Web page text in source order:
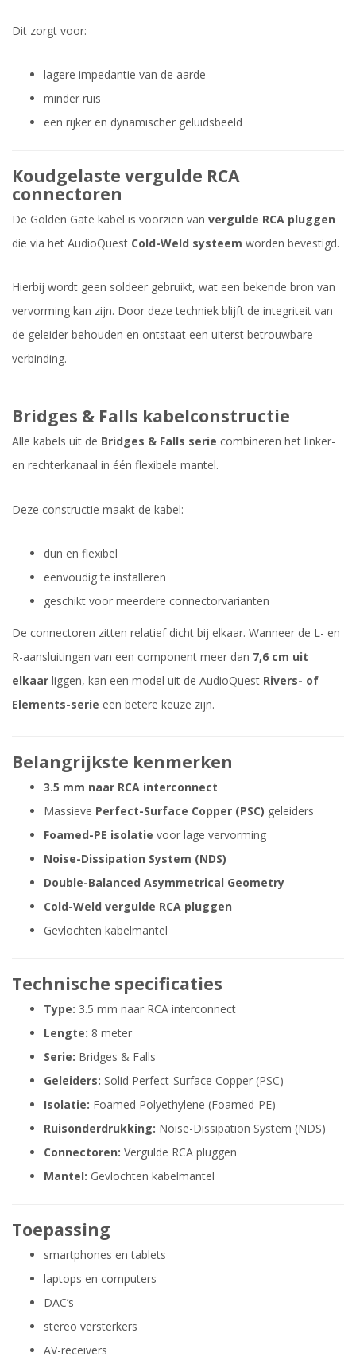
Dit zorgt voor:
lagere impedantie van de aarde
minder ruis
een rijker en dynamischer geluidsbeeld
Koudgelaste vergulde RCA
connectoren
De Golden Gate kabel is voorzien van vergulde RCA pluggen
die via het AudioQuest Cold-Weld systeem worden bevestigd.
Hierbij wordt geen soldeer gebruikt, wat een bekende bron van
vervorming kan zijn. Door deze techniek blijft de integriteit van
de geleider behouden en ontstaat een uiterst betrouwbare
verbinding.
Bridges & Falls kabelconstructie
Alle kabels uit de Bridges & Falls serie combineren het linker-
en rechterkanaal in één flexibele mantel.
Deze constructie maakt de kabel:
dun en flexibel
eenvoudig te installeren
geschikt voor meerdere connectorvarianten
De connectoren zitten relatief dicht bij elkaar. Wanneer de L- en
R-aansluitingen van een component meer dan 7,6 cm uit
elkaar liggen, kan een model uit de AudioQuest Rivers- of
Elements-serie een betere keuze zijn.
Belangrijkste kenmerken
3.5 mm naar RCA interconnect
Massieve Perfect-Surface Copper (PSC) geleiders
Foamed-PE isolatie voor lage vervorming
Noise-Dissipation System (NDS)
Double-Balanced Asymmetrical Geometry
Cold-Weld vergulde RCA pluggen
Gevlochten kabelmantel
Technische specificaties
Type: 3.5 mm naar RCA interconnect
Lengte: 8 meter
Serie: Bridges & Falls
Geleiders: Solid Perfect-Surface Copper (PSC)
Isolatie: Foamed Polyethylene (Foamed-PE)
Ruisonderdrukking: Noise-Dissipation System (NDS)
Connectoren: Vergulde RCA pluggen
Mantel: Gevlochten kabelmantel
Toepassing
smartphones en tablets
laptops en computers
DAC’s
stereo versterkers
AV-receivers